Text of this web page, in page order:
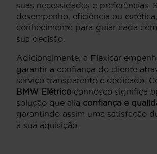
suas necessidades e preferências.
desempenho, eficiência ou
conhecimento para guiar cada
sua decisão.
Adicionalmente, a Flexicar
garantir a confiança do cliente
serviço transparente e dedicado.
BMW Elétrico connosco significa
solução que alia confiança e
garantindo assim uma satisfação
a sua aquisição.